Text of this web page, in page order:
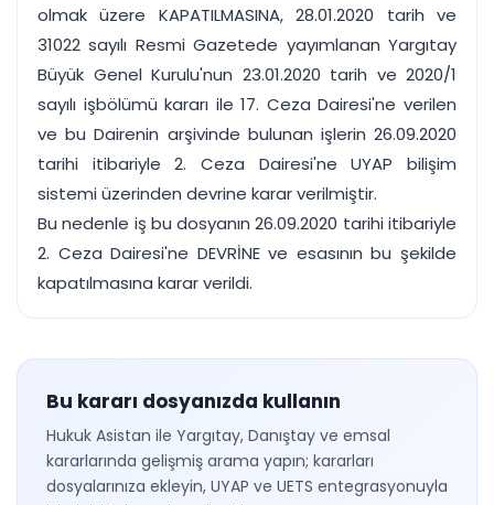
Tüm özellikleri inceleyin Ücretsiz Başlayın
olmak üzere KAPATILMASINA, 28.01.2020 tarih ve
31022 sayılı Resmi Gazetede yayımlanan Yargıtay
Büyük Genel Kurulu'nun 23.01.2020 tarih ve 2020/1
sayılı işbölümü kararı ile 17. Ceza Dairesi'ne verilen
ve bu Dairenin arşivinde bulunan işlerin 26.09.2020
tarihi itibariyle 2. Ceza Dairesi'ne UYAP bilişim
sistemi üzerinden devrine karar verilmiştir.
Bu nedenle iş bu dosyanın 26.09.2020 tarihi itibariyle
2. Ceza Dairesi'ne DEVRİNE ve esasının bu şekilde
kapatılmasına karar verildi.
Bu kararı dosyanızda kullanın
Hukuk Asistan ile Yargıtay, Danıştay ve emsal
kararlarında gelişmiş arama yapın; kararları
dosyalarınıza ekleyin, UYAP ve UETS entegrasyonuyla